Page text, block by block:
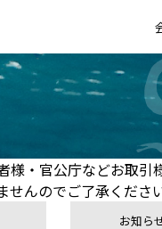
・官公庁などお取引
んのでご了承ください
お知ら